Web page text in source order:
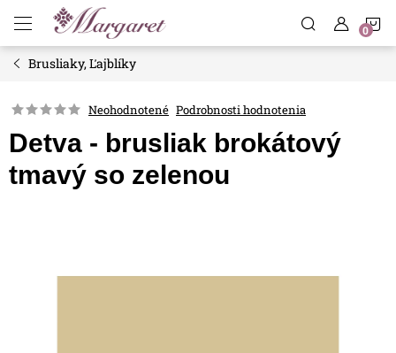
obsah
Brusliaky, Ľajblíky
Neohodnotené Podrobnosti hodnotenia
Detva - brusliak brokátový
tmavý so zelenou